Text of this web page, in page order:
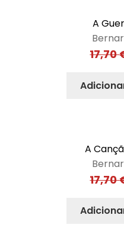
A
17,70
A
17,70